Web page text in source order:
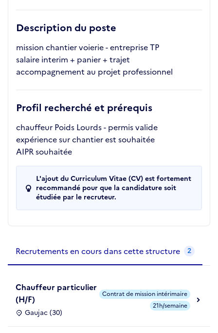
Description du poste
mission chantier voierie - entreprise TP
salaire interim + panier + trajet
accompagnement au projet professionnel
Profil recherché et prérequis
chauffeur Poids Lourds - permis valide
expérience sur chantier est souhaitée
AIPR souhaitée
L'ajout du Curriculum Vitae (CV) est fortement
recommandé pour que la candidature soit
étudiée par le recruteur.
Recrutements en cours dans cette structure 2
Chauffeur particulier
(H/F)
Gaujac (30)
Contrat de mission intérimaire
21h/semaine